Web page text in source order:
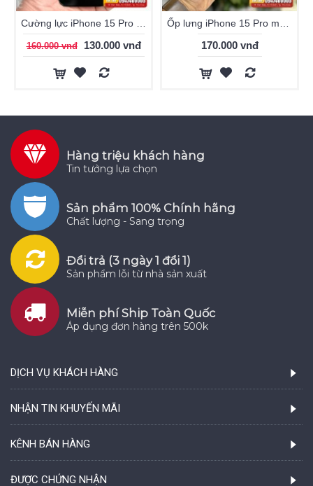
160.000 vnđ 130.000 vnđ 170.000 vnđ
Hàng triệu khách hàng
Tin tưởng lựa chọn
Sản phẩm 100% Chính hãng
Chất lượng - Sang trọng
Đổi trả (3 ngày 1 đổi 1)
Sản phẩm lỗi từ nhà sản xuất
Miễn phí Ship Toàn Quốc
Áp dụng đơn hàng trên 500k
DỊCH VỤ KHÁCH HÀNG
NHẬN TIN KHUYẾN MÃI
KÊNH BÁN HÀNG
ĐƯỢC CHỨNG NHẬN